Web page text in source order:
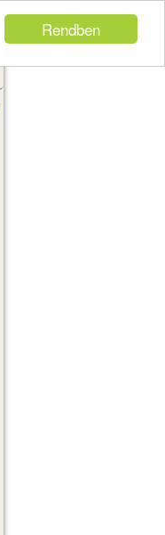
Rendben